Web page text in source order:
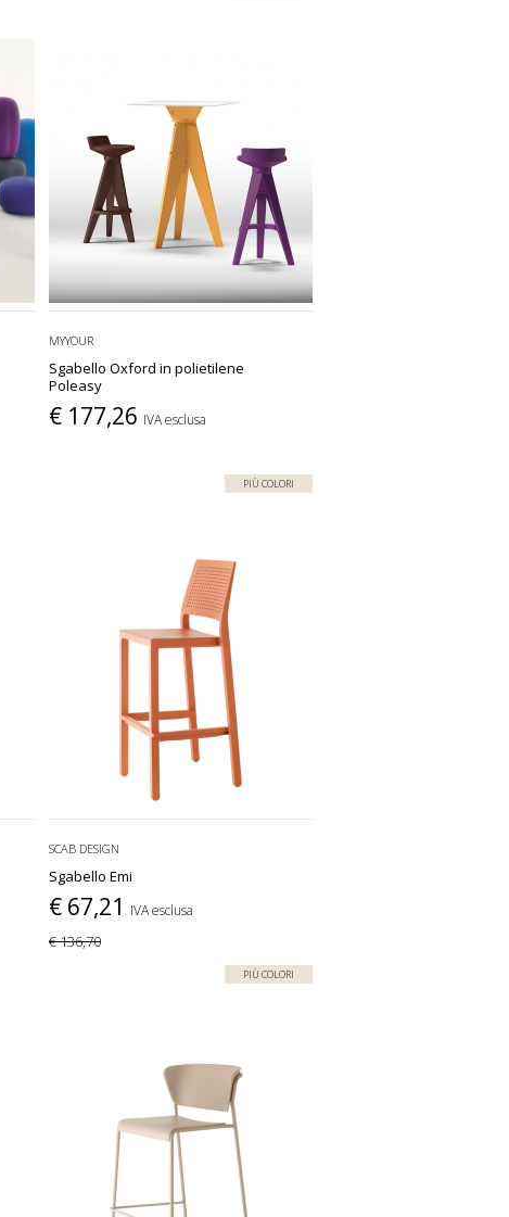
MYYOUR
Sgabello Oxford in polietilene
Poleasy
€ 177,26 IVA esclusa
PIÙ COLORI
SCAB DESIGN
Sgabello Emi
€ 67,21 IVA esclusa
€ 136,70
PIÙ COLORI